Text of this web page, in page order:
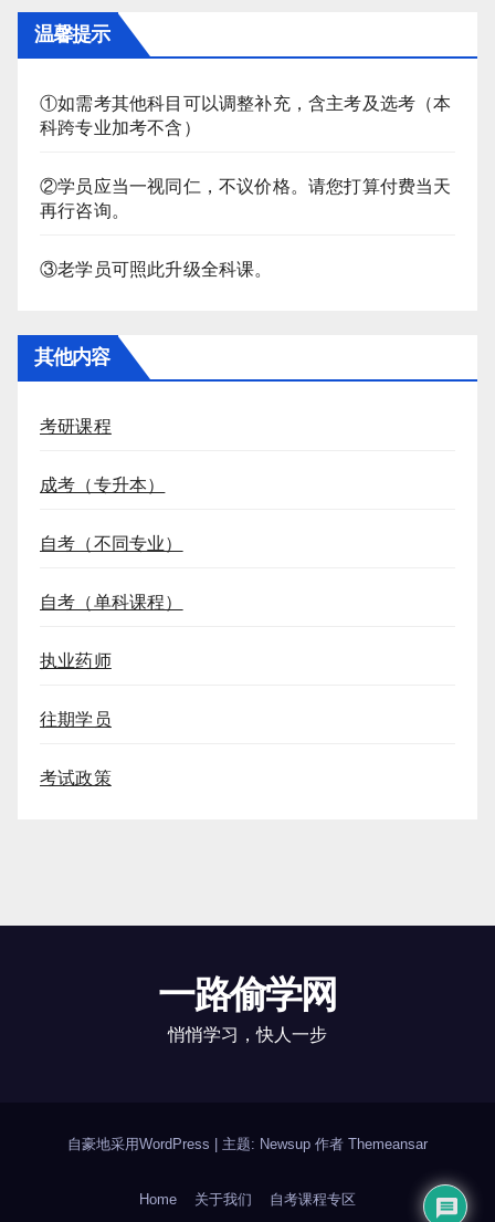
温馨提示
①如需考其他科目可以调整补充，含主考及选考（本
科跨专业加考不含）
②学员应当一视同仁，不议价格。请您打算付费当天
再行咨询。
③老学员可照此升级全科课。
其他内容
考研课程
成考（专升本）
自考（不同专业）
自考（单科课程）
执业药师
往期学员
考试政策
一路偷学网
悄悄学习，快人一步
自豪地采用WordPress | 主题: Newsup 作者 Themeansar
Home 关于我们 自考课程专区